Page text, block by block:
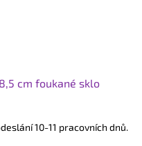
cm foukané sklo
10-11 pracovních dnů.